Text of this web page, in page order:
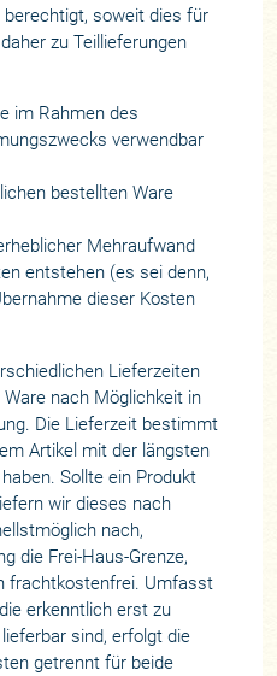
berechtigt, soweit dies für
zu Teillieferungen
im Rahmen des
verwendbar
bestellten Ware
Mehraufwand
entstehen (es sei denn,
dieser Kosten
Lieferzeiten
nach Möglichkeit in
Die Lieferzeit bestimmt
Artikel mit der längsten
Sollte ein Produkt
wir dieses nach
nach,
die Frei-Haus-Grenze,
frachtkostenfrei. Umfasst
erkenntlich erst zu
sind, erfolgt die
getrennt für beide